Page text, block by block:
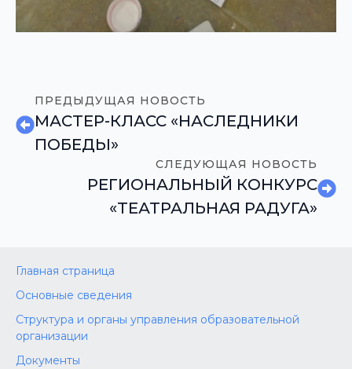
ПРЕДЫДУЩАЯ НОВОСТЬ
МАСТЕР-КЛАСС «НАСЛЕДНИКИ
ПОБЕДЫ»
СЛЕДУЮЩАЯ НОВОСТЬ
РЕГИОНАЛЬНЫЙ КОНКУРС
«ТЕАТРАЛЬНАЯ РАДУГА»
Главная страница
Основные сведения
Структура и органы управления образовательной
организации
Документы